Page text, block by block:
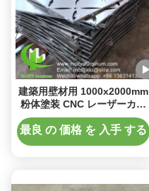
建築用壁材用 1000x2000mm
粉体塗装 CNC レーザーカッ
ト穴あきアルミニウムファサ
ードパネル
最良 の 価格 を 入手 する